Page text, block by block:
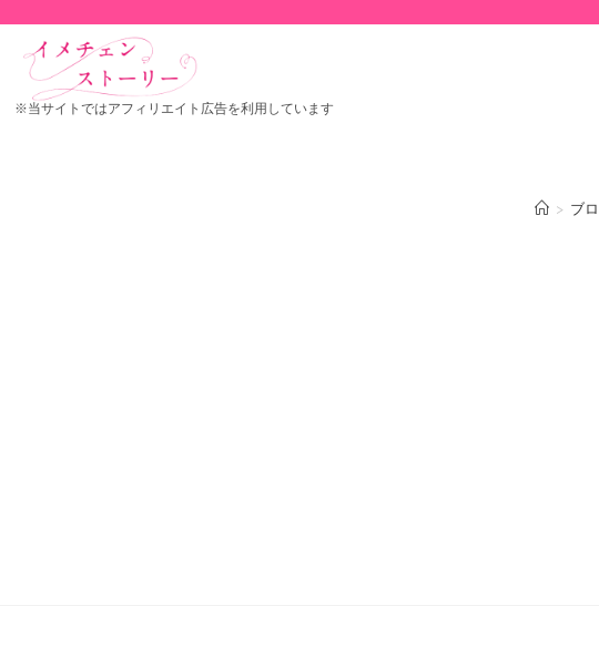
※当サイトではアフィリエイト広告を利用しています
> ブ